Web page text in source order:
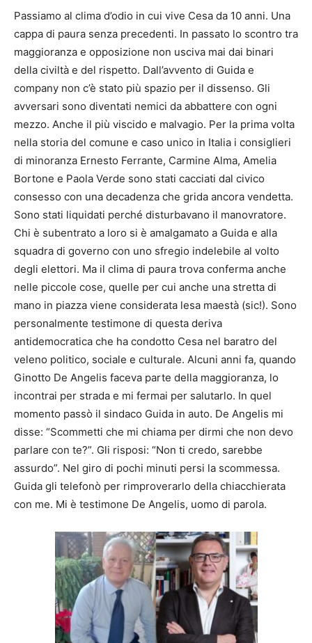
Passiamo al clima d’odio in cui vive Cesa da 10 anni. Una
cappa di paura senza precedenti. In passato lo scontro tra
maggioranza e opposizione non usciva mai dai binari
della civiltà e del rispetto. Dall’avvento di Guida e
company non c’è stato più spazio per il dissenso. Gli
avversari sono diventati nemici da abbattere con ogni
mezzo. Anche il più viscido e malvagio. Per la prima volta
nella storia del comune e caso unico in Italia i consiglieri
di minoranza Ernesto Ferrante, Carmine Alma, Amelia
Bortone e Paola Verde sono stati cacciati dal civico
consesso con una decadenza che grida ancora vendetta.
Sono stati liquidati perché disturbavano il manovratore.
Chi è subentrato a loro si è amalgamato a Guida e alla
squadra di governo con uno sfregio indelebile al volto
degli elettori. Ma il clima di paura trova conferma anche
nelle piccole cose, quelle per cui anche una stretta di
mano in piazza viene considerata lesa maestà (sic!). Sono
personalmente testimone di questa deriva
antidemocratica che ha condotto Cesa nel baratro del
veleno politico, sociale e culturale. Alcuni anni fa, quando
Ginotto De Angelis faceva parte della maggioranza, lo
incontrai per strada e mi fermai per salutarlo. In quel
momento passò il sindaco Guida in auto. De Angelis mi
disse: “Scommetti che mi chiama per dirmi che non devo
parlare con te?”. Gli risposi: “Non ti credo, sarebbe
assurdo”. Nel giro di pochi minuti persi la scommessa.
Guida gli telefonò per rimproverarlo della chiacchierata
con me. Mi è testimone De Angelis, uomo di parola.